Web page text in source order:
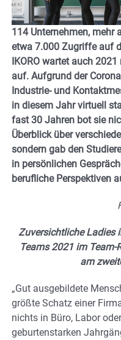
114 Unternehmen, mehr
etwa 7.000 Zugriffe auf
IKORO wartet auch
auf. Aufgrund der
Industrie- und
in diesem Jahr virtuell
fast 30 Jahren bot sie
Überblick über
sondern gab den
in persönlichen
berufliche Perspektiven
Zuversichtliche Ladies
Teams 2021 im Team-
am
„Gut ausgebildete
größte Schatz einer
nichts in Büro, Labor
geburtenstarken